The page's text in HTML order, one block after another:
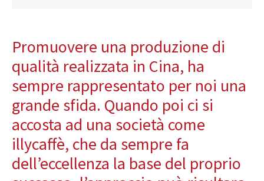
Magazine
Social Wall
Azienda
Contatti
SHOP ONLINE CHIAMA
Promuovere una produzione di
qualità realizzata in Cina, ha
sempre rappresentato per noi una
grande sfida. Quando poi ci si
accosta ad una società come
illycaffè, che da sempre fa
dell’eccellenza la base del proprio